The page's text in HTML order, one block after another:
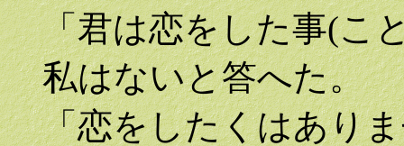
「君は恋をした事(こ
私はないと答へた。
「恋をしたくはありま